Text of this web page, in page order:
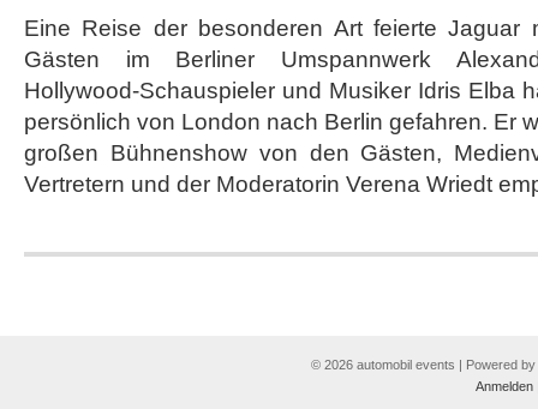
Light
für
Jaguar
XE
im
Umspannwerk
Berlin
Eine Reise der besonderen Art feierte Jaguar
Gästen im Berliner Umspannwerk
Hollywood-Schauspieler und Musiker Idris Elba
persönlich von London nach Berlin gefahren. Er
großen Bühnenshow von den Gästen,
Vertretern und der Moderatorin Verena Wriedt
© 2026 automobil events | Powered by
Anmelden|